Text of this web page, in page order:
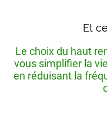
Et
Le choix du haut
vous simplifier la
en réduisant la